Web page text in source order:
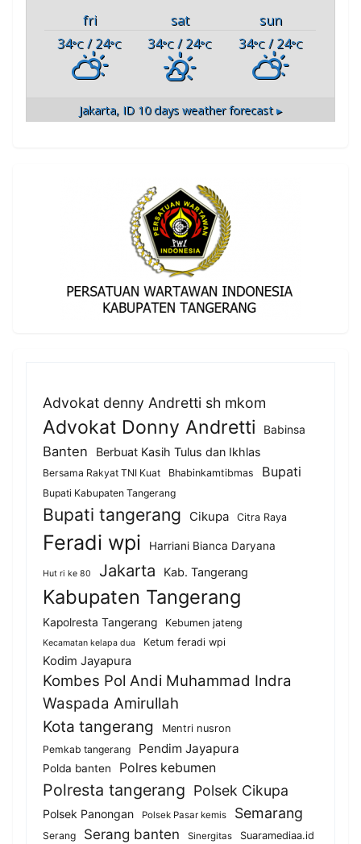
fri sat
sun
34°C / 24°C 34°C / 24°C 34°C/ 24°C
Jakarta, ID 10 days weather forecast ▸
Advokat denny Andretti sh mkom
Advokat Donny Andretti Babinsa
Banten Berbuat Kasih Tulus dan Ikhlas
Bersama Rakyat TNI Kuat Bhabinkamtibmas Bupati
Bupati Kabupaten Tangerang
Bupati tangerang Cikupa Citra Raya
Feradi wpi Harriani Bianca Daryana
Hut ri ke 80 Jakarta Kab. Tangerang
Kabupaten Tangerang
Kapolresta Tangerang Kebumen jateng
Kecamatan kelapa dua Ketum feradi wpi
Kodim Jayapura
Kombes Pol Andi Muhammad Indra
Waspada Amirullah
Kota tangerang
Mentri nusron
Pemkab tangerang
Pendim Jayapura
Polda banten Polres kebumen
Polresta tangerang Polsek Cikupa
Polsek Panongan Polsek Pasar kemis Semarang
Serang Serang banten Sinergitas Suaramediaa.id